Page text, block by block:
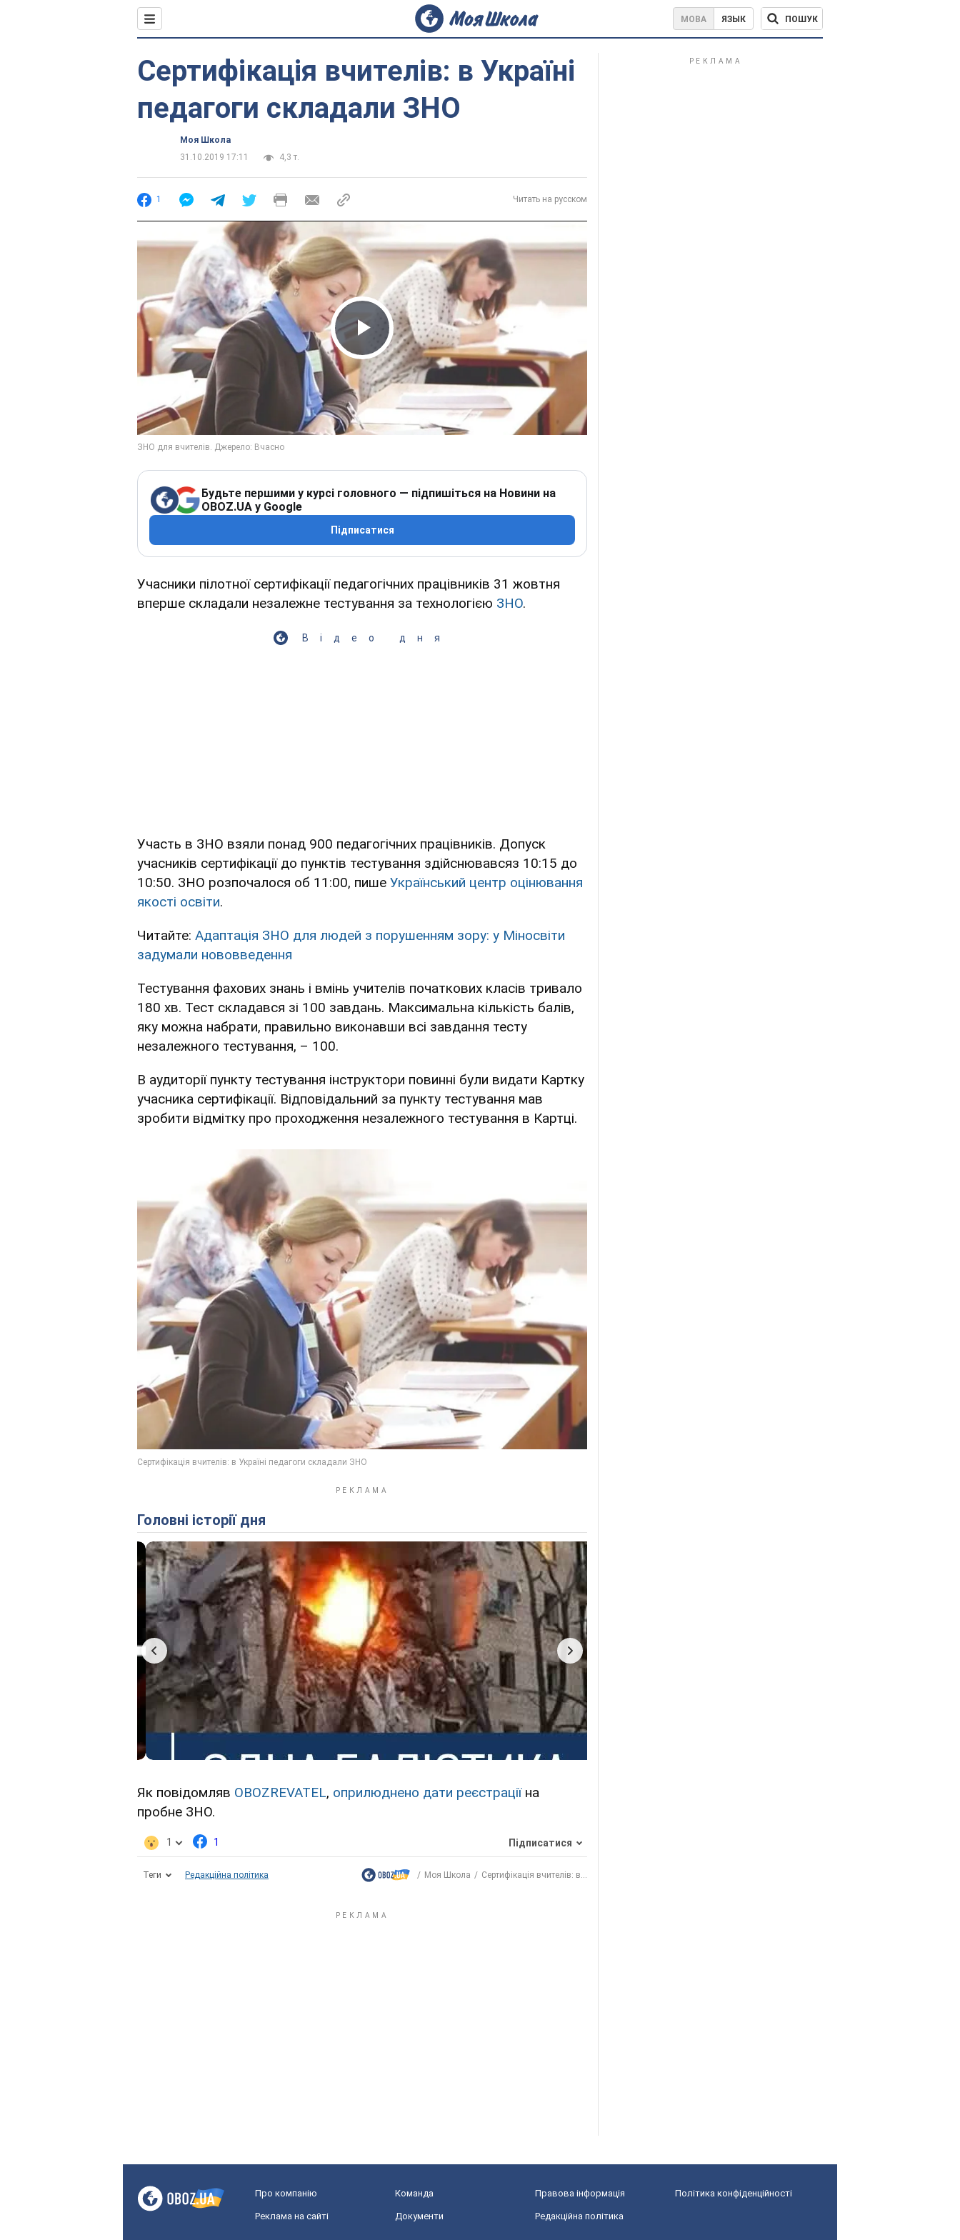
МОВА ЯЗЫК ПОШУК
Сертифікація вчителів: в Україні
педагоги складали ЗНО
Моя Школа
31.10.2019 17:11
4,3 т.
1 Читать на русском
Play Video
Будьте першими у курсі головного — підпишіться на Новини на
OBOZ.UA у Google
Підписатися
Учасники пілотної сертифікації педагогічних працівників 31 жовтня
вперше складали незалежне тестування за технологією ЗНО.
Відео дня
Участь в ЗНО взяли понад 900 педагогічних працівників. Допуск
учасників сертифікації до пунктів тестування здійснювавсяз 10:15 до
10:50. ЗНО розпочалося об 11:00, пише Український центр оцінювання
якості освіти.
Читайте: Адаптація ЗНО для людей з порушенням зору: у Міносвіти
задумали нововведення
Тестування фахових знань і вмінь учителів початкових класів тривало
180 хв. Тест складався зі 100 завдань. Максимальна кількість балів,
яку можна набрати, правильно виконавши всі завдання тесту
незалежного тестування, – 100.
В аудиторії пункту тестування інструктори повинні були видати Картку
учасника сертифікації. Відповідальний за пункту тестування мав
зробити відмітку про проходження незалежного тестування в Картці.
Головні історії дня
Як повідомляв OBOZREVATEL, оприлюднено дати реєстраціїна
пробне ЗНО.
1 1 Підписатися
Теги Редакційна політика Моя Школа Сертифікація вчителів: в...
Про компанію Команда Правова інформація Політика конфіденційності
Реклама на сайті Документи Редакційна політика